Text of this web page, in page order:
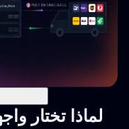
لماذا تختار